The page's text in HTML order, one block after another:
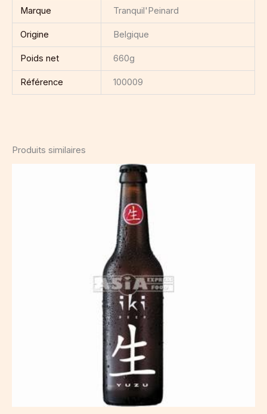
Marque Tranquil'Peinard
Origine Belgique
Poids net 660g
Référence 100009
Produits similaires